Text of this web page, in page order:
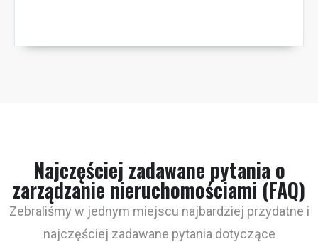
Najczęściej zadawane pytania o
zarządzanie nieruchomościami (FAQ)
Zebraliśmy w jednym miejscu najbardziej przydatne i
najczęściej zadawane pytania dotyczące